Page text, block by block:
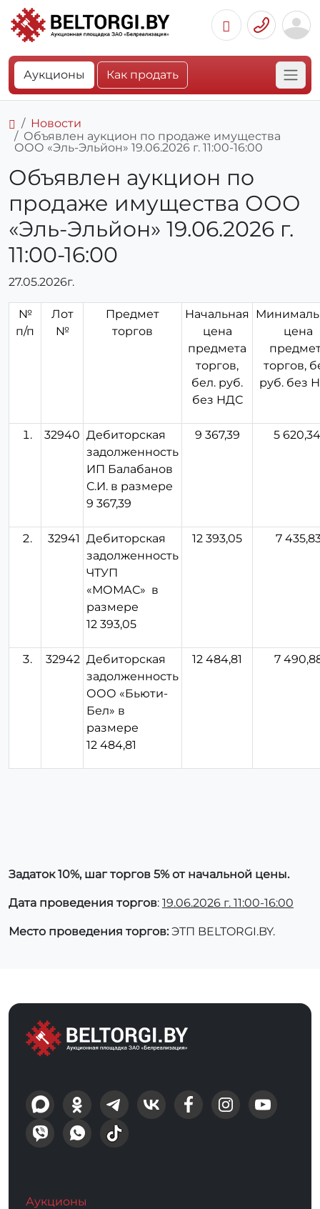
Аукционы Как продать
Новости
Объявлен аукцион по продаже имущества
ООО «Эль-Эльйон» 19.06.2026 г. 11:00-16:00
Объявлен аукцион по
продаже имущества ООО
«Эль-Эльйон» 19.06.2026 г.
11:00-16:00
27.05.2026г.
№
п/п
Лот
№
Предмет
торгов
Начальная
цена
предмета
торгов,
бел. руб.
без НДС
цена
торгов,
руб. без
32940 Дебиторская
задолженность
ИП Балабанов
С.И. в размере
9 367,39
9 367,39 5
32941 Дебиторская
задолженность
ЧТУП
«МОМАС» в
размере
12 393,05
12 393,05 7
32942 Дебиторская
задолженность
ООО «Бьюти-
Бел» в
размере
12 484,81
12 484,81 7
Задаток 10%, шаг торгов 5% от начальной цены.
Дата проведения торгов: 19.06.2026 г. 11:00-16:00
Место проведения торгов:ЭТП BELTORGI.BY.
Аукционы